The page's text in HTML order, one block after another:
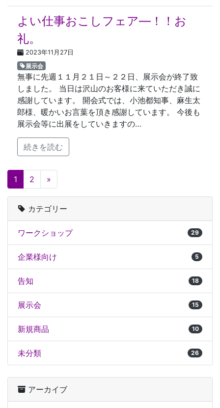
よい仕事おこしフェア―！！お
礼。
2023年11月27日
展示会
無事に先週１１月２１日～２２日、展示会が終了致
しました。 当日は沢山のお客様に来ていただき誠に
感謝しています。 開会式では、小池都知事、麻生太
郎様、暖かいお言葉を頂き感謝しています。 今後も
展示会等に出展をしていきますの…
続きを読む
投稿ナビゲーション
1 2 »
カテゴリー
ワークショップ 29
企業様向け 5
告知 18
展示会 15
新規商品 10
未分類 26
アーカイブ